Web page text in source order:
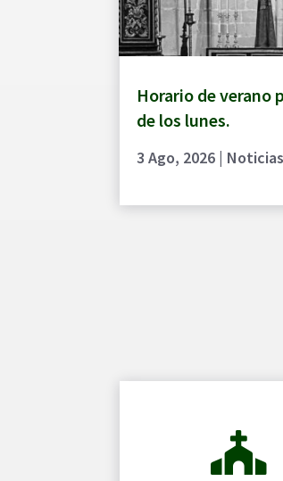
Horario de verano
de los lunes.
3 Ago, 2026 | Noticias
